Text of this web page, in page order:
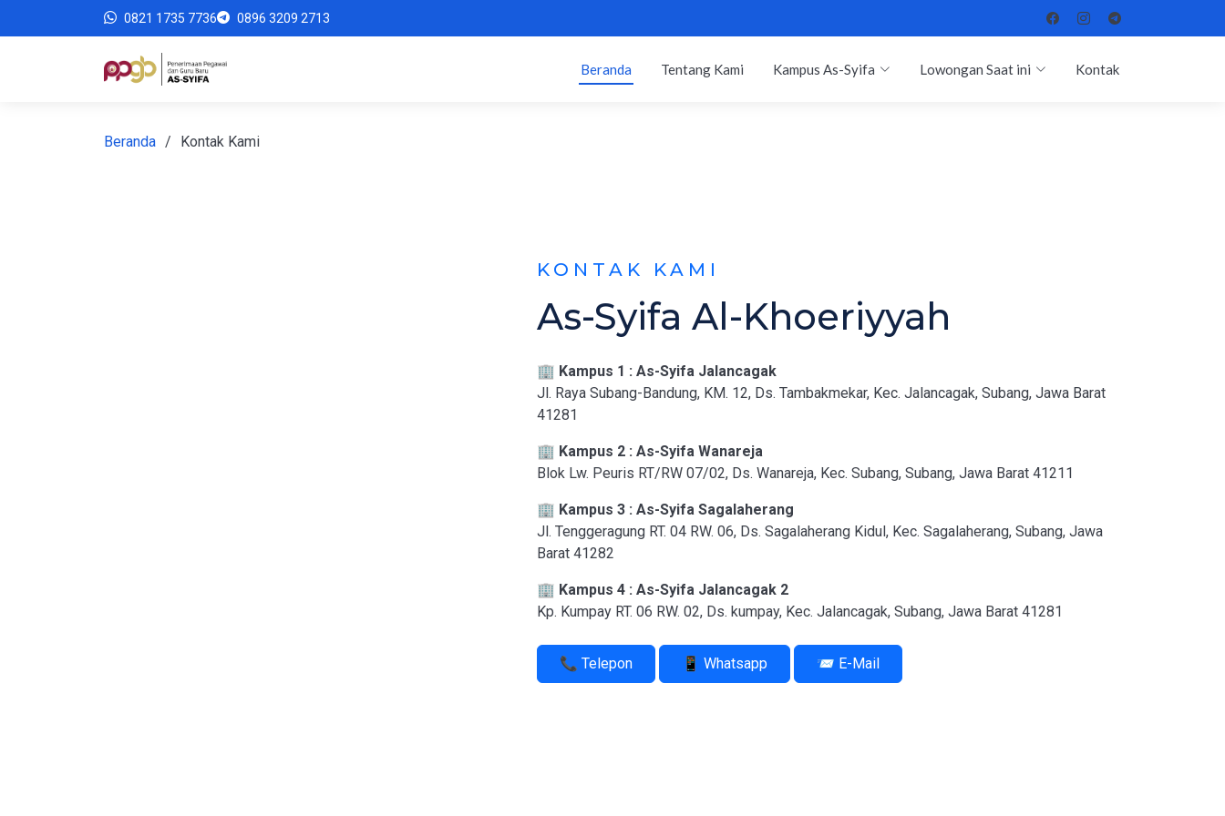
0821 1735 7736 0896 3209 2713
Beranda Tentang Kami Kampus As-Syifa Lowongan Saat ini Kontak
Beranda Kontak Kami
KONTAK KAMI
As-Syifa Al-Khoeriyyah
🏢 Kampus 1 : As-Syifa Jalancagak
Jl. Raya Subang-Bandung, KM. 12, Ds. Tambakmekar, Kec. Jalancagak, Subang, Jawa Barat
41281
🏢 Kampus 2 : As-Syifa Wanareja
Blok Lw. Peuris RT/RW 07/02, Ds. Wanareja, Kec. Subang, Subang, Jawa Barat 41211
🏢 Kampus 3 : As-Syifa Sagalaherang
Jl. Tenggeragung RT. 04 RW. 06, Ds. Sagalaherang Kidul, Kec. Sagalaherang, Subang, Jawa
Barat 41282
🏢 Kampus 4 : As-Syifa Jalancagak 2
Kp. Kumpay RT. 06 RW. 02, Ds. kumpay, Kec. Jalancagak, Subang, Jawa Barat 41281
📞 Telepon 📱 Whatsapp 📨 E-Mail